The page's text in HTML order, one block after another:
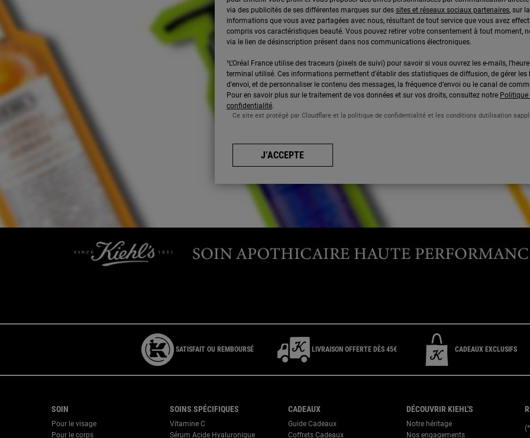
via des publicités de ses différentes marques sur des sites et réseaux sociaux partenaires, sur
informations que vous avez partagées avec nous, résultant de tout service que vous avez
compris vos caractéristiques beauté. Vous pouvez retirer votre consentement à tout moment,
via le lien de désinscription présent dans nos communications électroniques.
¹L’Oréal France utilise des traceurs (pixels de suivi) pour savoir si vous ouvrez les e-mails,
terminal utilisé. Ces informations permettent d’établir des statistiques de diffusion, de gérer les
d'envoi, et de personnaliser le contenu des messages, la fréquence d’envoi ou le canal de
Pour en savoir plus sur le traitement de vos données et sur vos droits, consultez notre Politique
confidentialité.
Ce site est protégé par Cloudflare et la politique de confidentialité et les conditions dutilisation
J’ACCEPTE
SATISFAIT OU REMBOURSÉ LIVRAISON OFFERTE DÈS 45€ CADEAUX EXCLUSIFS
SOIN
Pour le visage
Pour le corps
SOINS SPÉCIFIQUES
Vitamine C
Sérum Acide Hyaluronique
CADEAUX
Guide Cadeaux
Coffrets Cadeaux
DÉCOUVRIR KIEHL'S
Notre héritage
Nos engagements